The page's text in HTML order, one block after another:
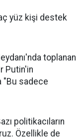
yüz kişi destek
toplanan
Putin'in
"Bu sadece
politikacıların
Özellikle de